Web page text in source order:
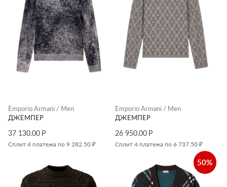
Emporio Armani / Men
ДЖЕМПЕР
37 130.00 Р
Сплит 4 платежа по 9 282.50 ₽
Emporio Armani / Men
ДЖЕМПЕР
26 950.00 Р
Сплит 4 платежа по 6 737.50 ₽
50%